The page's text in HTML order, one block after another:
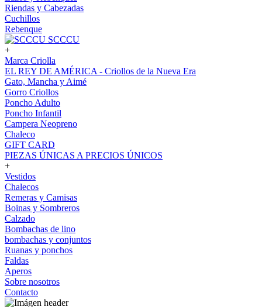
Riendas y Cabezadas
Cuchillos
Rebenque
SCCCU
+
Marca Criolla
EL REY DE AMÉRICA - Criollos de la Nueva Era
Gato, Mancha y Aimé
Gorro Criollos
Poncho Adulto
Poncho Infantil
Campera Neopreno
Chaleco
GIFT CARD
PIEZAS ÚNICAS A PRECIOS ÚNICOS
+
Vestidos
Chalecos
Remeras y Camisas
Boinas y Sombreros
Calzado
Bombachas de lino
bombachas y conjuntos
Ruanas y ponchos
Faldas
Aperos
Sobre nosotros
Contacto